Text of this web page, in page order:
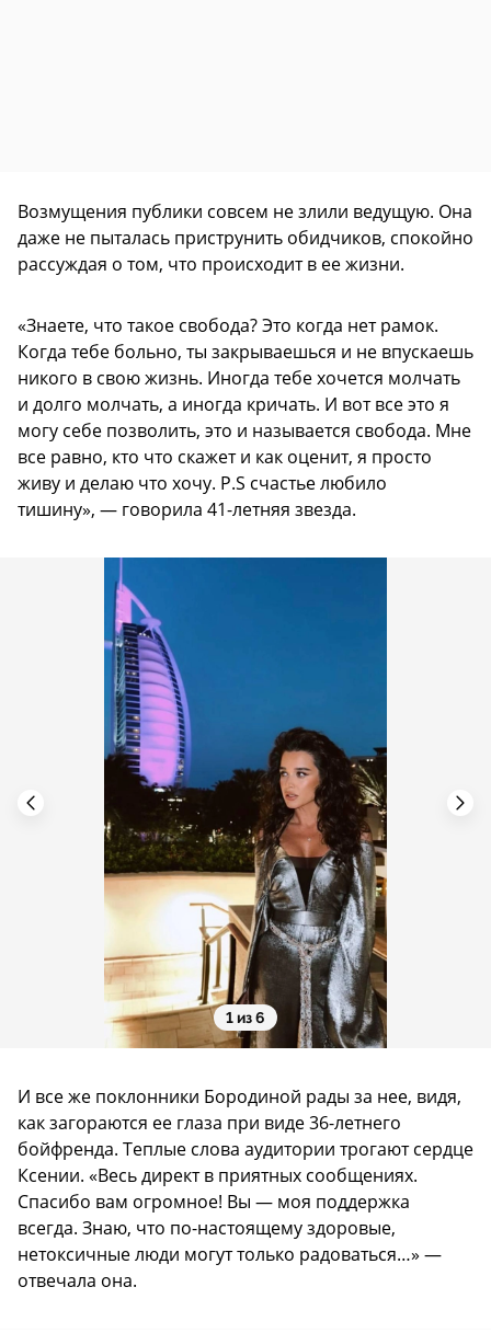
Возмущения публики совсем не злили ведущую. Она
даже не пыталась приструнить обидчиков, спокойно
рассуждая о том, что происходит в ее жизни.
«Знаете, что такое свобода? Это когда нет рамок.
Когда тебе больно, ты закрываешься и не впускаешь
никого в свою жизнь. Иногда тебе хочется молчать
и долго молчать, а иногда кричать. И вот все это я
могу себе позволить, это и называется свобода. Мне
все равно, кто что скажет и как оценит, я просто
живу и делаю что хочу. P.S счастье любило
тишину», — говорила 41-летняя звезда.
1 из 6
И все же поклонники Бородиной рады за нее, видя,
как загораются ее глаза при виде 36-летнего
бойфренда. Теплые слова аудитории трогают сердце
Ксении. «Весь директ в приятных сообщениях.
Спасибо вам огромное! Вы — моя поддержка
всегда. Знаю, что по-настоящему здоровые,
нетоксичные люди могут только радоваться…» —
отвечала она.